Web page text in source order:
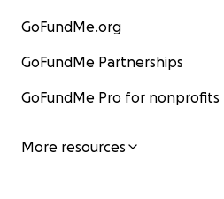
GoFundMe.org
GoFundMe Partnerships
GoFundMe Pro for nonprofits
More resources